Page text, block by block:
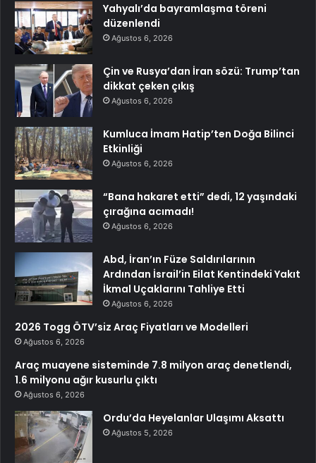
Yahyalı’da bayramlaşma töreni
düzenlendi
Ağustos 6, 2026
Çin ve Rusya’dan İran sözü: Trump’tan
dikkat çeken çıkış
Ağustos 6, 2026
Kumluca İmam Hatip’ten Doğa Bilinci
Etkinliği
Ağustos 6, 2026
“Bana hakaret etti” dedi, 12 yaşındaki
çırağına acımadı!
Ağustos 6, 2026
Abd, İran’ın Füze Saldırılarının
Ardından İsrail’in Eilat Kentindeki Yakıt
İkmal Uçaklarını Tahliye Etti
Ağustos 6, 2026
2026 Togg ÖTV’siz Araç Fiyatları ve Modelleri
Ağustos 6, 2026
Araç muayene sisteminde 7.8 milyon araç denetlendi,
1.6 milyonu ağır kusurlu çıktı
Ağustos 6, 2026
Ordu’da Heyelanlar Ulaşımı Aksattı
Ağustos 5, 2026